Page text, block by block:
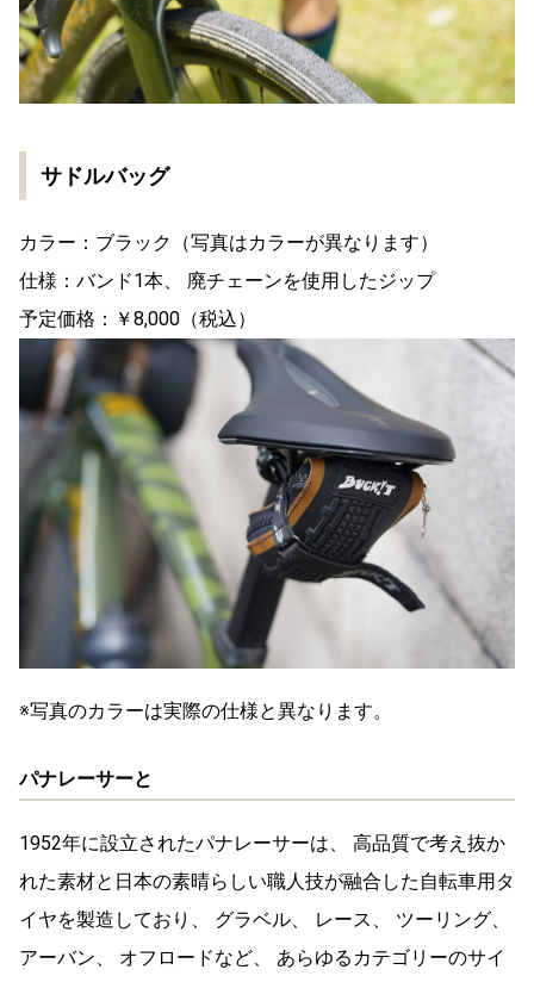
サドルバッグ
カラー：ブラック（写真はカラーが異なります）
仕様：バンド1本、 廃チェーンを使用したジップ
予定価格：￥8,000（税込）
※写真のカラーは実際の仕様と異なります。
パナレーサーと
1952年に設立されたパナレーサーは、 高品質で考え抜か
れた素材と日本の素晴らしい職人技が融合した自転車用タ
イヤを製造しており、 グラベル、 レース、 ツーリング、
アーバン、 オフロードなど、 あらゆるカテゴリーのサイ